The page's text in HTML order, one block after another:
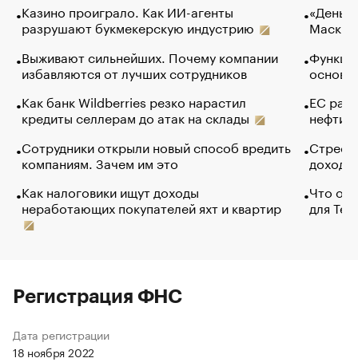
Казино проиграло. Как ИИ-агенты
разрушают букмекерскую индустрию
Выживают сильнейших. Почему компании
избавляются от лучших сотрудников
Как банк Wildberries резко нарастил
кредиты селлерам до атак на склады
Сотрудники открыли новый способ вредить
компаниям. Зачем им это
Как налоговики ищут доходы
неработающих покупателей яхт и квартир
Маск в
основ
ЕС
нефти
Что
для
Регистрация ФНС
Дата регистрации
18 ноября 2022